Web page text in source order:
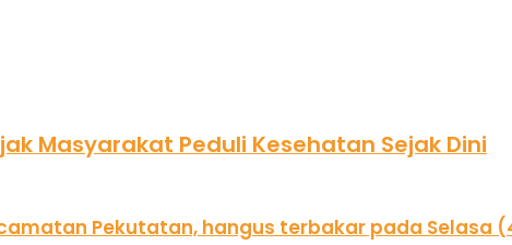
Masyarakat Peduli Kesehatan Sejak Dini